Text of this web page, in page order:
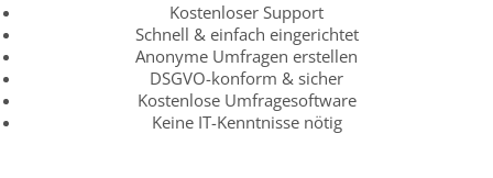
Kostenloser Support
Schnell & einfach eingerichtet
Anonyme Umfragen erstellen
DSGVO-konform & sicher
Kostenlose Umfragesoftware
Keine IT-Kenntnisse nötig